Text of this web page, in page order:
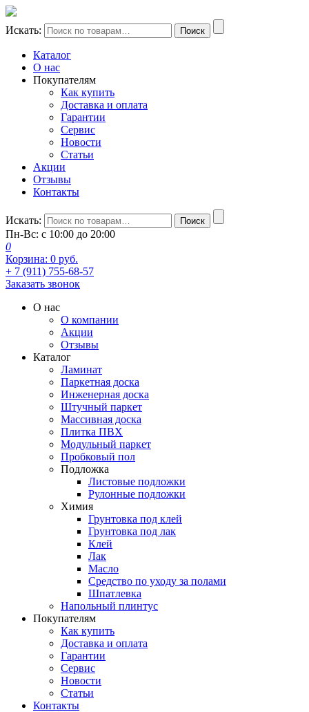
Искать: Поиск
Каталог
О нас
Покупателям
Как купить
Доставка и оплата
Гарантии
Сервис
Новости
Статьи
Акции
Отзывы
Контакты
Искать: Поиск
Пн-Вс: с 10:00 до 20:00
0
Корзина: 0 руб.
+ 7 (911) 755-68-57
Заказать звонок
О нас
О компании
Акции
Отзывы
Каталог
Ламинат
Паркетная доска
Инженерная доска
Штучный паркет
Массивная доска
Плитка ПВХ
Модульный паркет
Пробковый пол
Подложка
Листовые подложки
Рулонные подложки
Химия
Грунтовка под клей
Грунтовка под лак
Клей
Лак
Масло
Средство по уходу за полами
Шпатлевка
Напольный плинтус
Покупателям
Как купить
Доставка и оплата
Гарантии
Сервис
Новости
Статьи
Контакты